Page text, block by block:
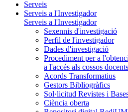
Serveis
Serveis a l'Investigador
Serveis a l'Investigador
Sexennis d'investigació
Perfil de l'investigador
Dades d'investigació
Procediment per a
a l'accés als cossos
Acords Transformatius
Gestors Bibliogràfics
Sol·licitud Revistes i
Ciència oberta